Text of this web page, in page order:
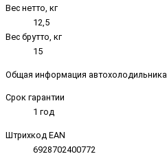
Вес нетто, кг
12,5
Вес брутто, кг
15
Общая информация автохолодильника
Срок гарантии
1 год
Штрихкод EAN
6928702400772